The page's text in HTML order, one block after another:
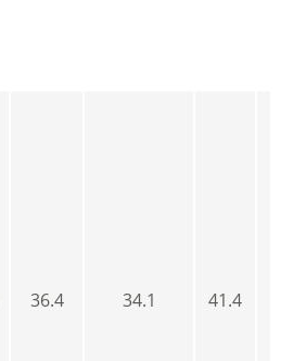
36.4 34.1 41.4